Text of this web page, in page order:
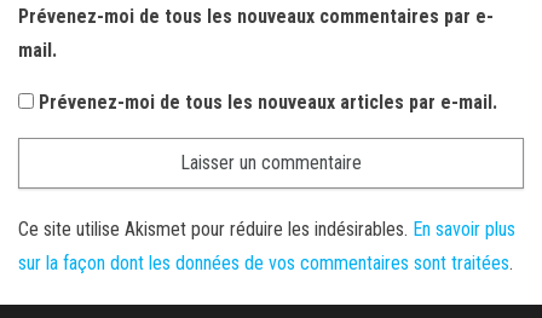
Prévenez-moi de tous les nouveaux commentaires par e-
mail.
Prévenez-moi de tous les nouveaux articles par e-mail.
Ce site utilise Akismet pour réduire les indésirables. En savoir plus
sur la façon dont les données de vos commentaires sont traitées.